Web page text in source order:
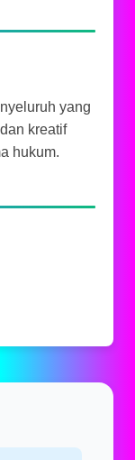
yang
kreatif
hukum.